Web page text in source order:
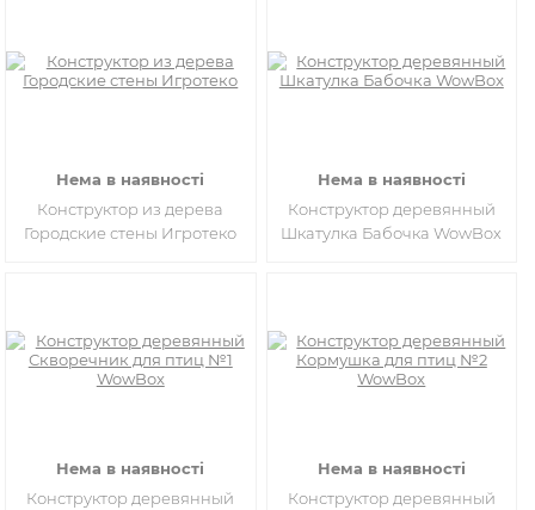
Нема в наявності
Конструктор из дерева
Городские стены Игротеко
Нема в наявності
Конструктор деревянный
Шкатулка Бабочка WowBox
Нема в наявності
Конструктор деревянный
Нема в наявності
Конструктор деревянный